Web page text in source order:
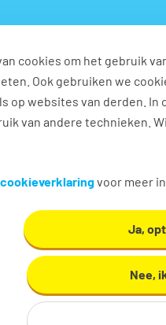
cookies om het gebruik
Ook gebruiken we
op websites van derden.
van andere technieken.
cookieverklaringvoor meer
Ja,
Nee,
Vacatures Ontwikkel jezelf
in
banken. Oh en... we